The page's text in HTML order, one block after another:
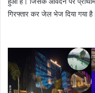
गिरफ्तार कर जेल भेज दिया गया